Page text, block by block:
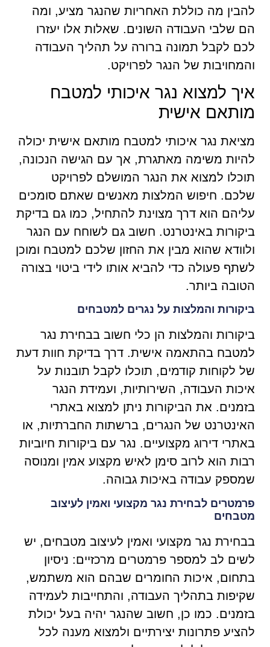
להבין מה כוללת האחריות שהנגר מציע, ומה
הם שלבי העבודה השונים. שאלות אלו יעזרו
לכם לקבל תמונה ברורה על תהליך העבודה
והמחויבות של הנגר לפרויקט.
איך למצוא נגר איכותי למטבח
מותאם אישית
מציאת נגר איכותי למטבח מותאם אישית יכולה
להיות משימה מאתגרת, אך עם הגישה הנכונה,
תוכלו למצוא את הנגר המושלם לפרויקט
שלכם. חיפוש המלצות מאנשים שאתם סומכים
עליהם הוא דרך מצוינת להתחיל, כמו גם בדיקת
ביקורות באינטרנט. חשוב גם לשוחח עם הנגר
ולוודא שהוא מבין את החזון שלכם למטבח ומוכן
לשתף פעולה כדי להביא אותו לידי ביטוי בצורה
הטובה ביותר.
ביקורות והמלצות על נגרים למטבחים
ביקורות והמלצות הן כלי חשוב בבחירת נגר
למטבח בהתאמה אישית. דרך בדיקת חוות דעת
של לקוחות קודמים, תוכלו לקבל תובנות על
איכות העבודה, השירותיות, ועמידת הנגר
בזמנים. את הביקורות ניתן למצוא באתרי
האינטרנט של הנגרים, ברשתות החברתיות, או
באתרי דירוג מקצועיים. נגר עם ביקורות חיוביות
רבות הוא לרוב סימן לאיש מקצוע אמין ומנוסה
שמספק עבודה באיכות גבוהה.
פרמטרים לבחירת נגר מקצועי ואמין לעיצוב
מטבחים
בבחירת נגר מקצועי ואמין לעיצוב מטבחים, יש
לשים לב למספר פרמטרים מרכזיים: ניסיון
בתחום, איכות החומרים שבהם הוא משתמש,
שקיפות בתהליך העבודה, והתחייבות לעמידה
בזמנים. כמו כן, חשוב שהנגר יהיה בעל יכולת
להציע פתרונות יצירתיים ולמצוא מענה לכל